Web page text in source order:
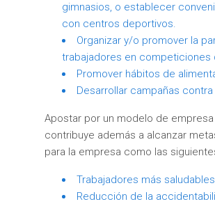
gimnasios, o establecer
con centros deportivos.
Organizar y/o promover la
trabajadores en competiciones
Promover hábitos de
Desarrollar campañas
Apostar por un modelo de empresa
contribuye además a alcanzar
para la empresa como las
Trabajadores más
Reducción de la